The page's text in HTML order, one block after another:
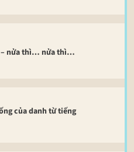
nửa thì… nửa thì…
của danh từ tiếng